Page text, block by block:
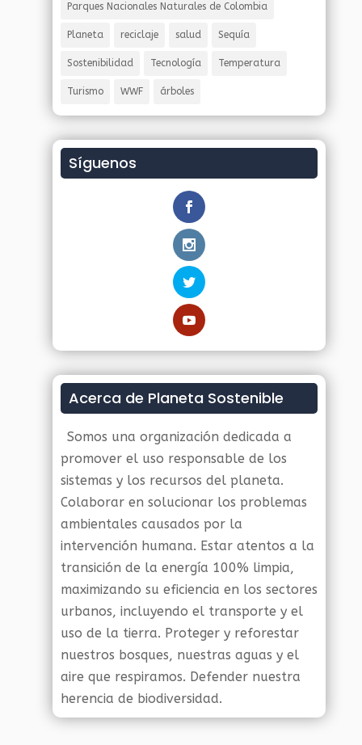
Parques Nacionales Naturales de Colombia
Planeta reciclaje salud Sequía
Sostenibilidad Tecnología Temperatura
Turismo WWF árboles
Síguenos
Acerca de Planeta Sostenible
Somos una organización dedicada a
promover el uso responsable de los
sistemas y los recursos del planeta.
Colaborar en solucionar los problemas
ambientales causados por la
intervención humana. Estar atentos a la
transición de la energía 100% limpia,
maximizando su eficiencia en los sectores
urbanos, incluyendo el transporte y el
uso de la tierra. Proteger y reforestar
nuestros bosques, nuestras aguas y el
aire que respiramos. Defender nuestra
herencia de biodiversidad.